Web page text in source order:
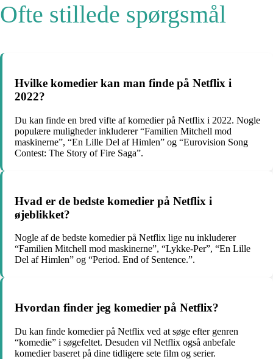
Ofte stillede spørgsmål
Hvilke komedier kan man finde på Netflix i
2022?
Du kan finde en bred vifte af komedier på Netflix i 2022. Nogle
populære muligheder inkluderer “Familien Mitchell mod
maskinerne”, “En Lille Del af Himlen” og “Eurovision Song
Contest: The Story of Fire Saga”.
Hvad er de bedste komedier på Netflix i
øjeblikket?
Nogle af de bedste komedier på Netflix lige nu inkluderer
“Familien Mitchell mod maskinerne”, “Lykke-Per”, “En Lille
Del af Himlen” og “Period. End of Sentence.”.
Hvordan finder jeg komedier på Netflix?
Du kan finde komedier på Netflix ved at søge efter genren
“komedie” i søgefeltet. Desuden vil Netflix også anbefale
komedier baseret på dine tidligere sete film og serier.